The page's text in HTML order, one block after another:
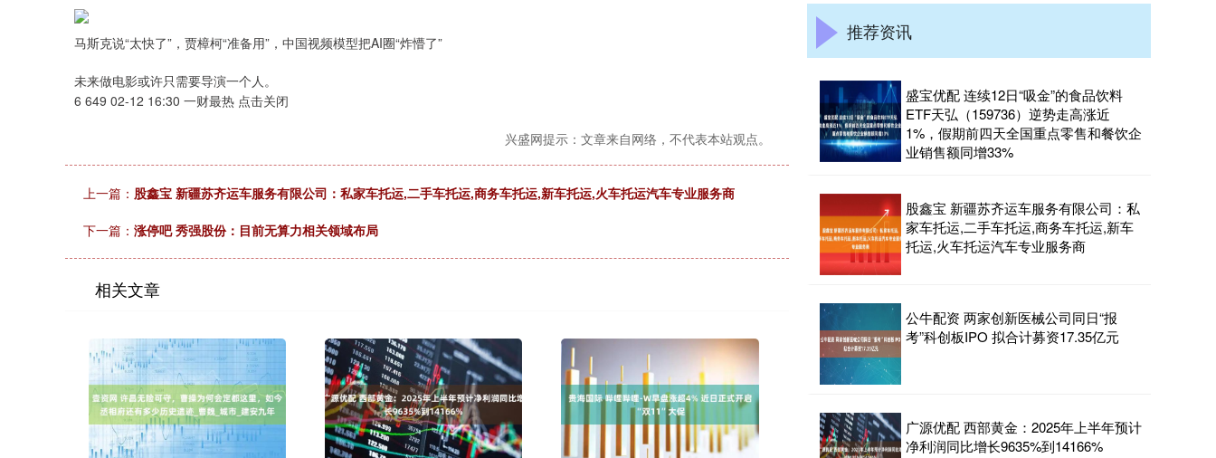
马斯克说“太快了”，贾樟柯“准备用”，中国视频模型把AI圈“炸懵了”
未来做电影或许只需要导演一个人。
6 649 02-12 16:30 一财最热 点击关闭
兴盛网提示：文章来自网络，不代表本站观点。
上一篇： 股鑫宝 新疆苏齐运车服务有限公司：私家车托运,二手车托运,商务车托运,新车托运,火车托运汽车专业服务商
下一篇： 涨停吧 秀强股份：目前无算力相关领域布局
相关文章
推荐资讯
盛宝优配 连续12日“吸金”的食品饮料
ETF天弘（159736）逆势走高涨近
1%，假期前四天全国重点零售和餐饮企
业销售额同增33%
股鑫宝 新疆苏齐运车服务有限公司：私
家车托运,二手车托运,商务车托运,新车
托运,火车托运汽车专业服务商
公牛配资 两家创新医械公司同日“报
考”科创板IPO 拟合计募资17.35亿元
广源优配 西部黄金：2025年上半年预计
净利润同比增长9635%到14166%